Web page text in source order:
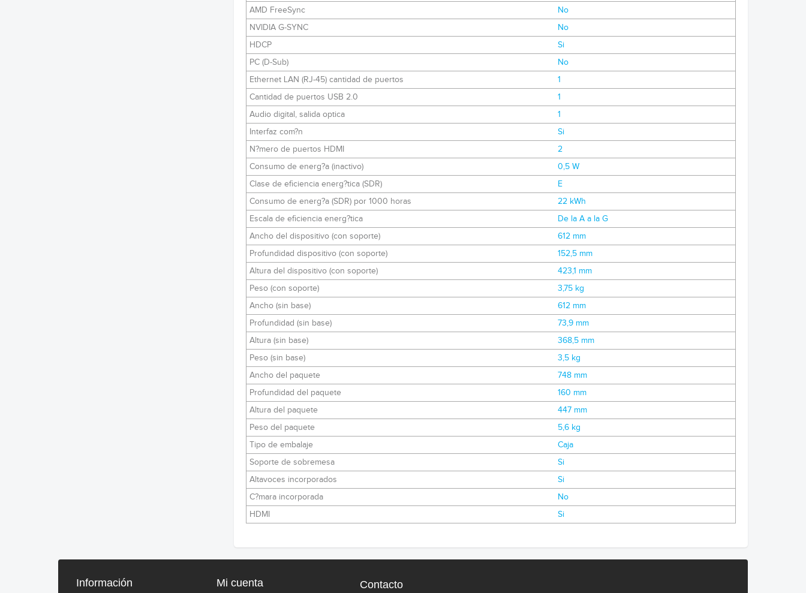
AMD FreeSync
No
NVIDIA G-SYNC
No
HDCP
Si
PC (D-Sub)
No
Ethernet LAN (RJ-45) cantidad de puertos
1
Cantidad de puertos USB 2.0
1
Audio digital, salida optica
1
Interfaz com?n
Si
N?mero de puertos HDMI
2
Consumo de energ?a (inactivo)
0,5 W
Clase de eficiencia energ?tica (SDR)
E
Consumo de energ?a (SDR) por 1000 horas
22 kWh
Escala de eficiencia energ?tica
De la A a la G
Ancho del dispositivo (con soporte)
612 mm
Profundidad dispositivo (con soporte)
152,5 mm
Altura del dispositivo (con soporte)
423,1 mm
Peso (con soporte)
3,75 kg
Ancho (sin base)
612 mm
Profundidad (sin base)
73,9 mm
Altura (sin base)
368,5 mm
Peso (sin base)
3,5 kg
Ancho del paquete
748 mm
Profundidad del paquete
160 mm
Altura del paquete
447 mm
Peso del paquete
5,6 kg
Tipo de embalaje
Caja
Soporte de sobremesa
Si
Altavoces incorporados
Si
C?mara incorporada
No
HDMI
Si
Información Mi cuenta Contacto